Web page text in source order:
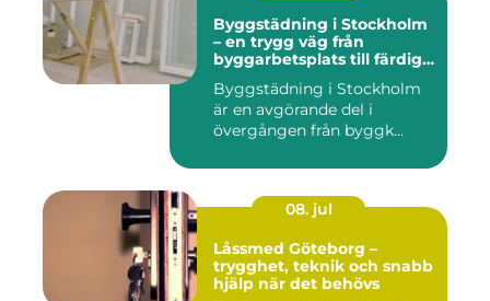
Byggstädning i Stockholm
– en trygg väg från
byggarbetsplats till färdig
Byggstädning i Stockholm
är en avgörande del i
övergången från byggk...
08. jul
Låssmed Göteborg –
trygghet, teknik och snabb
hjälp när det behövs